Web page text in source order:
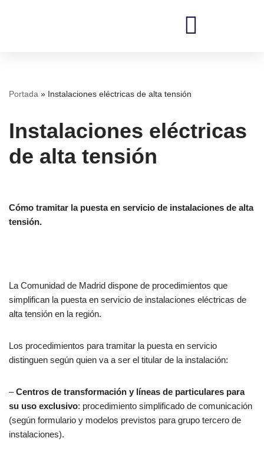
Portada » Instalaciones eléctricas de alta tensión
Instalaciones eléctricas
de alta tensión
Cómo tramitar la puesta en servicio de instalaciones de alta
tensión.
La Comunidad de Madrid dispone de procedimientos que
simplifican la puesta en servicio de instalaciones eléctricas de
alta tensión en la región.
Los procedimientos para tramitar la puesta en servicio
distinguen según quien va a ser el titular de la instalación:
–Centros de transformación y líneas de particulares para
su uso exclusivo: procedimiento simplificado de comunicación
(según formulario y modelos previstos para grupo tercero de
instalaciones).